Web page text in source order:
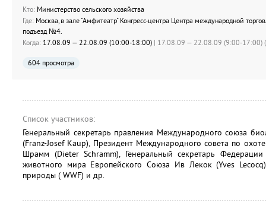
Кто: Министерство сельского хозяйства
Где: Москва, в зале "Амфитеатр" Конгресс-центра Центра международной
подъезд №4.
Когда: 17.08.09 — 22.08.09 (10:00-18:00) | 17.08.09 — 22.08.09 (9:00-17:00)
604 просмотра
Список участников:
Генеральный секретарь правления Международного союза
(Franz-Josef Kaup), Президент Международного совета по
Шрамм (Dieter Schramm), Генеральный секретарь
животного мира Европейского Союза Ив Лекок (Yves
природы ( WWF) и др.